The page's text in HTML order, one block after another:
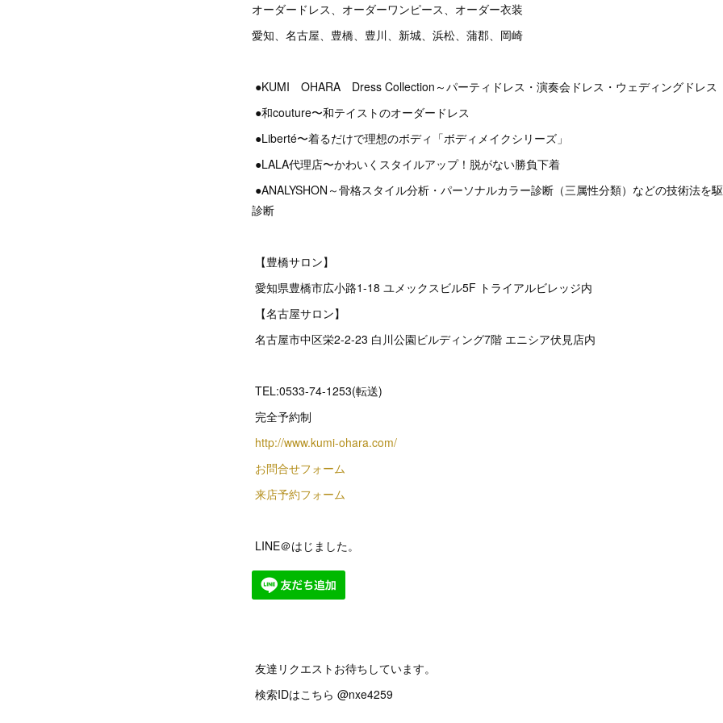
オーダードレス、オーダーワンピース、オーダー衣装
愛知、名古屋、豊橋、豊川、新城、浜松、蒲郡、岡崎
●KUMI OHARA Dress Collection～パーティドレス・演奏会ドレス・ウェディングドレス
●和couture〜和テイストのオーダードレス
●Liberté〜着るだけで理想のボディ「ボディメイクシリーズ」
●LALA代理店〜かわいくスタイルアップ！脱がない勝負下着
●ANALYSHON～骨格スタイル分析・パーソナルカラー診断（三属性分類）などの技術法を
診断
【豊橋サロン】
愛知県豊橋市広小路1-18 ユメックスビル5F トライアルビレッジ内
【名古屋サロン】
名古屋市中区栄2‐2‐23 白川公園ビルディング7階 エニシア伏見店内
TEL:0533-74-1253(転送)
完全予約制
http://www.kumi-ohara.com/
お問合せフォーム
来店予約フォーム
LINE＠はじました。
友達リクエストお待ちしています。
検索IDはこちら @nxe4259